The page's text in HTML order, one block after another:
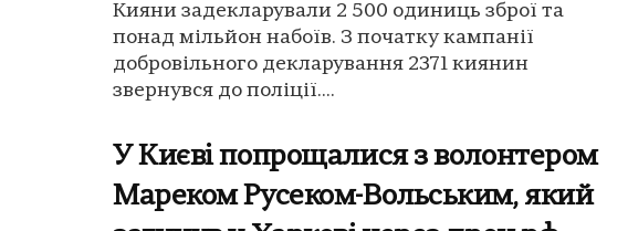
Кияни задекларували 2 500 одиниць зброї та
понад мільйон набоїв. З початку кампанії
добровільного декларування 2371 киянин
звернувся до поліції....
У Києві попрощалися з волонтером
Мареком Русеком-Вольським, який